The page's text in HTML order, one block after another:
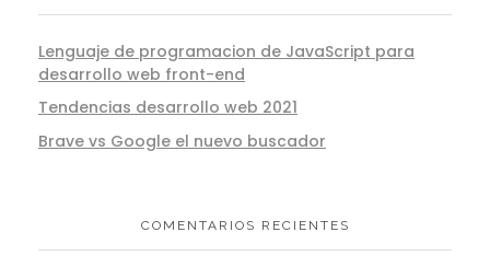
Lenguaje de programacion de JavaScript para
desarrollo web front-end
Tendencias desarrollo web 2021
Brave vs Google el nuevo buscador
COMENTARIOS RECIENTES